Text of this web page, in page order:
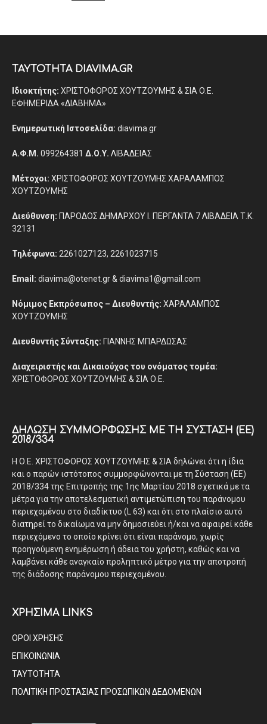
ΤΑΥΤΟΤΗΤΑ DIAVIMA.GR
Ιδιοκτήτης: ΧΡΙΣΤΟΦΟΡΟΣ ΧΟΥΤΖΟΥΜΗΣ & ΣΙΑ Ο.Ε.
ΕΦΗΜΕΡΙΔΑ «ΔΙΑΒΗΜΑ»
Ενημερωτική Ιστοσελίδα: diavima.gr
Α.Φ.Μ. 099264381 Δ.Ο.Υ. ΛΙΒΑΔΕΙΑΣ
Μέτοχοι: ΧΡΙΣΤΟΦΟΡΟΣ ΧΟΥΤΖΟΥΜΗΣ ΧΑΡΑΛΑΜΠΟΣ
ΧΟΥΤΖΟΥΜΗΣ
Διεύθυνση: ΠΑΡΟΔΟΣ ΔΗΜΑΡΧΟΥ Ι. ΠΕΡΓΑΝΤΑ 7 ΛΙΒΑΔΕΙΑ Τ.Κ.
32131
Τηλέφωνα: 2261027123, 2261023715
Email: diavima@otenet.gr & diavima1@gmail.com
Νόμιμος Εκπρόσωπος – Διευθυντής: ΧΑΡΑΛΑΜΠΟΣ
ΧΟΥΤΖΟΥΜΗΣ
Διευθυντής Σύνταξης: ΓΙΑΝΝΗΣ ΜΠΑΡΔΩΣΑΣ
Διαχειριστής και Δικαιούχος του ονόματος τομέα:
ΧΡΙΣΤΟΦΟΡΟΣ ΧΟΥΤΖΟΥΜΗΣ & ΣΙΑ Ο.Ε.
ΔΉΛΩΣΗ ΣΥΜΜΌΡΦΩΣΗΣ ΜΕ ΤΗ ΣΎΣΤΑΣΗ (ΕΕ)
2018/334
Η Ο.Ε. ΧΡΙΣΤΟΦΟΡΟΣ ΧΟΥΤΖΟΥΜΗΣ & ΣΙΑ δηλώνει ότι η ίδια
και ο παρών ιστότοπος συμμορφώνονται με τη Σύσταση (ΕΕ)
2018/334 της Επιτροπής της 1ης Μαρτίου 2018 σχετικά με τα
μέτρα για την αποτελεσματική αντιμετώπιση του παράνομου
περιεχομένου στο διαδίκτυο (L 63) και ότι στο πλαίσιο αυτό
διατηρεί το δικαίωμα να μην δημοσιεύει ή/και να αφαιρεί κάθε
περιεχόμενο το οποίο κρίνει ότι είναι παράνομο, χωρίς
προηγούμενη ενημέρωση ή άδεια του χρήστη, καθώς και να
λαμβάνει κάθε αναγκαίο προληπτικό μέτρο για την αποτροπή
της διάδοσης παράνομου περιεχομένου.
ΧΡΗΣΙΜΑ LINKS
ΟΡΟΙ ΧΡΗΣΗΣ
ΕΠΙΚΟΙΝΩΝΙΑ
ΤΑΥΤΟΤΗΤΑ
ΠΟΛΙΤΙΚΗ ΠΡΟΣΤΑΣΙΑΣ ΠΡΟΣΩΠΙΚΩΝ ΔΕΔΟΜΕΝΩΝ